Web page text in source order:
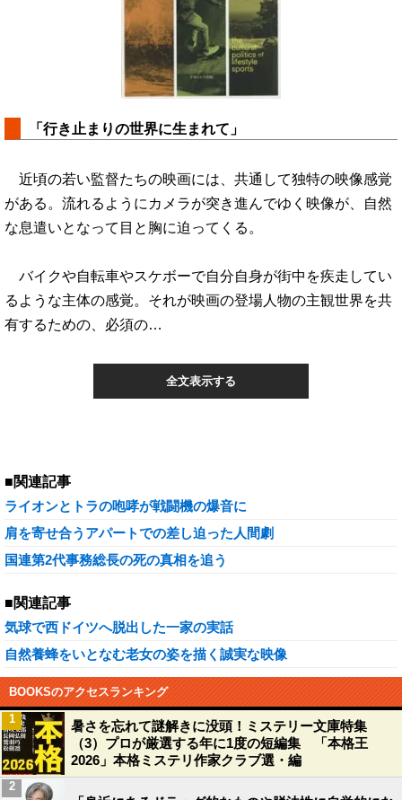
「行き止まりの世界に生まれて」
近頃の若い監督たちの映画には、共通して独特の映像感覚
がある。流れるようにカメラが突き進んでゆく映像が、自然
な息遣いとなって目と胸に迫ってくる。
バイクや自転車やスケボーで自分自身が街中を疾走してい
るような主体の感覚。それが映画の登場人物の主観世界を共
有するための、必須の…
全文表示する
■関連記事
ライオンとトラの咆哮が戦闘機の爆音に
肩を寄せ合うアパートでの差し迫った人間劇
国連第2代事務総長の死の真相を追う
■関連記事
気球で西ドイツへ脱出した一家の実話
自然養蜂をいとなむ老女の姿を描く誠実な映像
BOOKSのアクセスランキング
暑さを忘れて謎解きに没頭！ミステリー文庫特集
（3）プロが厳選する年に1度の短編集 「本格王
2026」本格ミステリ作家クラブ選・編
1
2